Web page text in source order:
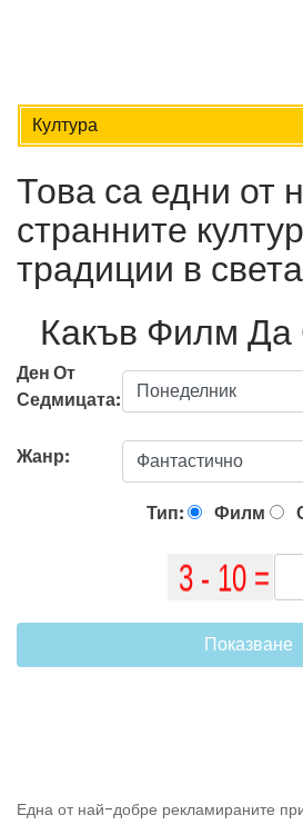
Култура
Това са едни от
странните
традиции в света
Какъв Филм
Ден От
Седмицата:
Жанр:
Тип: Филм
Показване
Една от най-добре рекламираните